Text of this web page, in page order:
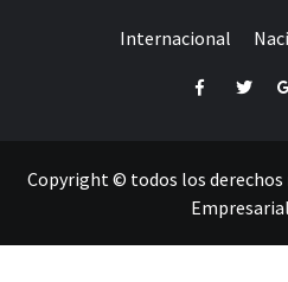
Internacional
FacebookTwitter
Copyright © todos los derechos
Empresarial